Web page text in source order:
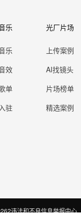
乐
乐
效
单
驻
光厂片场
上传案例
AI找镜头
片场榜单
精选案例
违法和不良信息举报中心